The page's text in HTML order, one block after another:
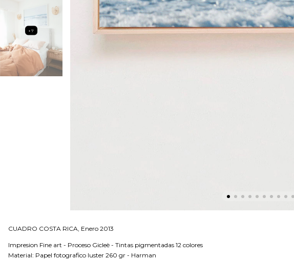
+7
CUADRO COSTA RICA, Enero 2013
Impresion Fine art - Proceso Gicleè - Tintas pigmentadas 12 colores
Material: Papel fotografico luster 260 gr - Harman